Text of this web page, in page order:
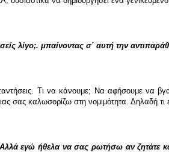
λίγο;. μπαίνοντας σ΄ αυτή την
Τι να κάνουμε; Να αφήσουμε να
σας καλωσορίζω στη νομιμότητα.
εγώ ήθελα να σας ρωτήσω αν ζητάτε